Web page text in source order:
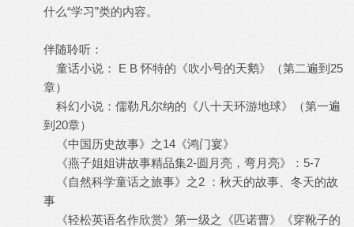
什么“学习”类的内容。
伴随聆听：
童话小说： E B 怀特的《吹小号的天鹅》（第二遍到25
章）
科幻小说：儒勒凡尔纳的《八十天环游地球》（第一遍
到20章）
《中国历史故事》之14《鸿门宴》
《燕子姐姐讲故事精品集2-圆月亮，弯月亮》：5-7
《自然科学童话之旅事》之2 ：秋天的故事、冬天的故
事
《轻松英语名作欣赏》第一级之《匹诺曹》《穿靴子的